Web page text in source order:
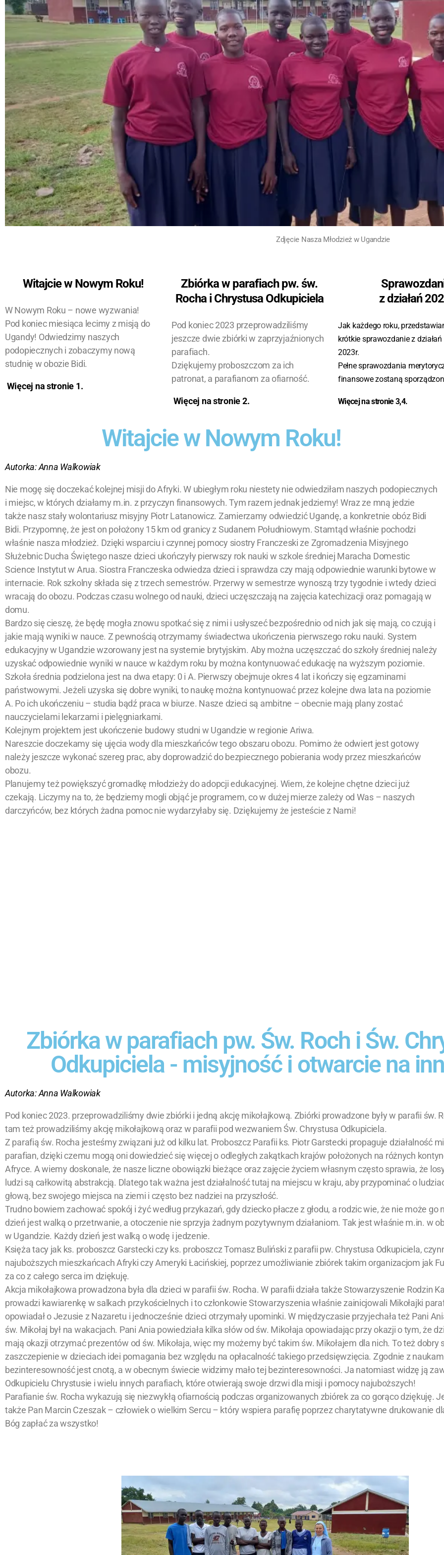
Zdjęcie Nasza Młodzież w Ugandzie
Witajcie w Nowym Roku!
W Nowym Roku – nowe wyzwania!
Pod koniec miesiąca lecimy z misją do
Ugandy! Odwiedzimy naszych
podopiecznych i zobaczymy nową
studnię w obozie Bidi.
Więcej na stronie 1.
Zbiórka w parafiach pw. św.
Rocha i Chrystusa Odkupiciela
Pod koniec 2023 przeprowadziliśmy
jeszcze dwie zbiórki w zaprzyjaźnionych
parafiach.
Dziękujemy proboszczom za ich
patronat, a parafianom za ofiarność.
Więcej na stronie2.
z działań
Jak każdego roku,
krótkie sprawozdanie z
2023r.
Pełne sprawozdania
finansowe zostaną
Więcej na stronie3,4.
Witajcie w Nowym Roku!
Autorka:Anna Walkowiak
Nie mogę się doczekać kolejnej misji do Afryki. W ubiegłym roku niestety nie odwiedziłam naszych podopiecznych
i miejsc, w których działamy m.in. z przyczyn finansowych. Tym razem jednak jedziemy! Wraz ze mną jedzie
także nasz stały wolontariusz misyjny Piotr Latanowicz. Zamierzamy odwiedzić Ugandę, a konkretnie obóz Bidi
Bidi. Przypomnę, że jest on położony 15 km od granicy z Sudanem Południowym. Stamtąd właśnie pochodzi
właśnie nasza młodzież. Dzięki wsparciu i czynnej pomocy siostry Franczeski ze Zgromadzenia Misyjnego
Służebnic Ducha Świętego nasze dzieci ukończyły pierwszy rok nauki w szkole średniej Maracha Domestic
Science Instytut w Arua. Siostra Franczeska odwiedza dzieci i sprawdza czy mają odpowiednie warunki bytowe w
internacie. Rok szkolny składa się z trzech semestrów. Przerwy w semestrze wynoszą trzy tygodnie i wtedy dzieci
wracają do obozu. Podczas czasu wolnego od nauki, dzieci uczęszczają na zajęcia katechizacji oraz pomagają w
domu.
Bardzo się cieszę, że będę mogła znowu spotkać się z nimi i usłyszeć bezpośrednio od nich jak się mają, co czują i
jakie mają wyniki w nauce. Z pewnością otrzymamy świadectwa ukończenia pierwszego roku nauki. System
edukacyjny w Ugandzie wzorowany jest na systemie brytyjskim. Aby można uczęszczać do szkoły średniej należy
uzyskać odpowiednie wyniki w nauce w każdym roku by można kontynuować edukację na wyższym poziomie.
Szkoła średnia podzielona jest na dwa etapy: 0 i A. Pierwszy obejmuje okres 4 lat i kończy się egzaminami
państwowymi. Jeżeli uzyska się dobre wyniki, to naukę można kontynuować przez kolejne dwa lata na poziomie
A. Po ich ukończeniu – studia bądź praca w biurze. Nasze dzieci są ambitne – obecnie mają plany zostać
nauczycielami lekarzami i pielęgniarkami.
Kolejnym projektem jest ukończenie budowy studni w Ugandzie w regionie Ariwa.
Nareszcie doczekamy się ujęcia wody dla mieszkańców tego obszaru obozu. Pomimo że odwiert jest gotowy
należy jeszcze wykonać szereg prac, aby doprowadzić do bezpiecznego pobierania wody przez mieszkańców
obozu.
Planujemy też powiększyć gromadkę młodzieży do adopcji edukacyjnej. Wiem, że kolejne chętne dzieci już
czekają. Liczymy na to, że będziemy mogli objąć je programem, co w dużej mierze zależy od Was – naszych
darczyńców, bez których żadna pomoc nie wydarzyłaby się. Dziękujemy że jesteście z Nami!
Zbiórka w parafiach pw. Św. Roch i Św.
Odkupiciela - misyjność i otwarcie na
Autorka:Anna Walkowiak
Pod koniec 2023. przeprowadziliśmy dwie zbiórki i jedną akcję mikołajkową. Zbiórki prowadzone były w parafii św.
tam też prowadziliśmy akcję mikołajkową oraz w parafii pod wezwaniem Św. Chrystusa Odkupiciela.
Z parafią św. Rocha jesteśmy związani już od kilku lat. Proboszcz Parafii ks. Piotr Garstecki propaguje działalność
parafian, dzięki czemu mogą oni dowiedzieć się więcej o odległych zakątkach krajów położonych na różnych
Afryce. A wiemy doskonale, że nasze liczne obowiązki bieżące oraz zajęcie życiem własnym często sprawia, że
ludzi są całkowitą abstrakcją. Dlatego tak ważna jest działalność tutaj na miejscu w kraju, aby przypominać o
głową, bez swojego miejsca na ziemi i często bez nadziei na przyszłość.
Trudno bowiem zachować spokój i żyć według przykazań, gdy dziecko płacze z głodu, a rodzic wie, że nie może go
dzień jest walką o przetrwanie, a otoczenie nie sprzyja żadnym pozytywnym działaniom. Tak jest właśnie m.in. w
w Ugandzie. Każdy dzień jest walką o wodę i jedzenie.
Księża tacy jak ks. proboszcz Garstecki czy ks. proboszcz Tomasz Buliński z parafii pw. Chrystusa Odkupiciela,
najuboższych mieszkańcach Afryki czy Ameryki Łacińskiej, poprzez umożliwianie zbiórek takim organizacjom jak
za co z całego serca im dziękuję.
Akcja mikołajkowa prowadzona była dla dzieci w parafii św. Rocha. W parafii działa także Stowarzyszenie Rodzin
prowadzi kawiarenkę w salkach przykościelnych i to członkowie Stowarzyszenia właśnie zainicjowali Mikołajki
opowiadał o Jezusie z Nazaretu i jednocześnie dzieci otrzymały upominki. W międzyczasie przyjechała też Pani
św. Mikołaj był na wakacjach. Pani Ania powiedziała kilka słów od św. Mikołaja opowiadając przy okazji o tym, że
mają okazji otrzymać prezentów od św. Mikołaja, więc my możemy być takim św. Mikołajem dla nich. To też dobry
zaszczepienie w dzieciach idei pomagania bez względu na opłacalność takiego przedsięwzięcia. Zgodnie z
bezinteresowność jest cnotą, a w obecnym świecie widzimy mało tej bezinteresowności. Ja natomiast widzę ją
Odkupicielu Chrystusie i wielu innych parafiach, które otwierają swoje drzwi dla misji i pomocy najuboższych!
Parafianie św. Rocha wykazują się niezwykłą ofiarnością podczas organizowanych zbiórek za co gorąco dziękuję.
także Pan Marcin Czeszak – człowiek o wielkim Sercu – który wspiera parafię poprzez charytatywne drukowanie
Bóg zapłać za wszystko!